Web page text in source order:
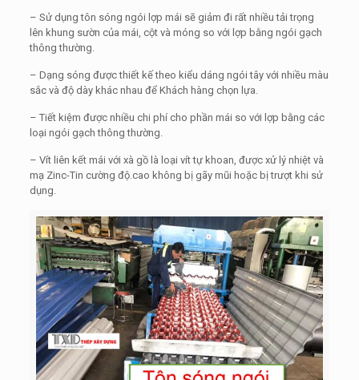
– Sử dụng tôn sóng ngói lợp mái sẽ giảm đi rất nhiều tải trọng
lên khung sườn của mái, cột và móng so với lợp bằng ngói gạch
thông thường.
– Dạng sóng được thiết kế theo kiểu dáng ngói tây với nhiều màu
sắc và độ dày khác nhau để Khách hàng chọn lựa.
– Tiết kiệm được nhiều chi phí cho phần mái so với lợp bằng các
loại ngói gạch thông thường.
– Vít liên kết mái với xà gồ là loại vít tự khoan, được xử lý nhiệt và
mạ Zinc-Tin cường độ.cao không bị gãy mũi hoặc bị trượt khi sử
dụng.